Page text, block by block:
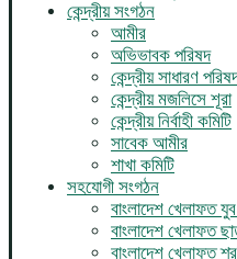
কেন্দ্রীয় সংগঠন
আমীর
অভিভাবক পরিষদ
কেন্দ্রীয় সাধারণ
কেন্দ্রীয় মজলিসে শূরা
কেন্দ্রীয় নির্বাহী কমিটি
সাবেক আমীর
শাখা কমিটি
সহযোগী সংগঠন
বাংলাদেশ খেলাফত
বাংলাদেশ খেলাফত
বাংলাদেশ খেলাফত